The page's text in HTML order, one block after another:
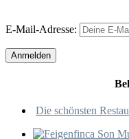
E-Mail-Adresse:
Die schönsten